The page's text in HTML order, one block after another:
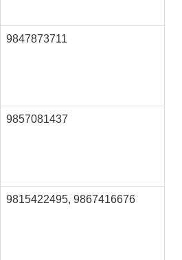
9847873711
9857081437
9815422495, 9867416676